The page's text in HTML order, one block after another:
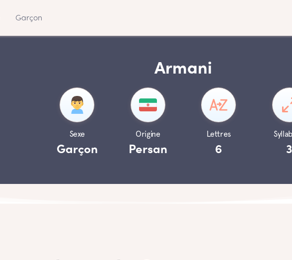
Garçon
Armani
Sexe
Garçon
Origine
Persan
Lettres
6 3